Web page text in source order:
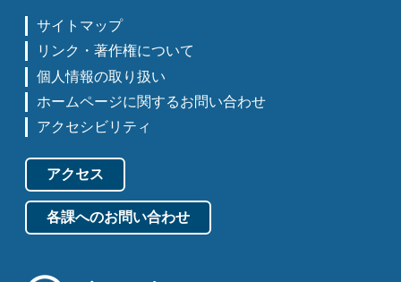
サイトマップ
リンク・著作権について
個人情報の取り扱い
ホームページに関するお問い合わせ
アクセシビリティ
アクセス
各課へのお問い合わせ